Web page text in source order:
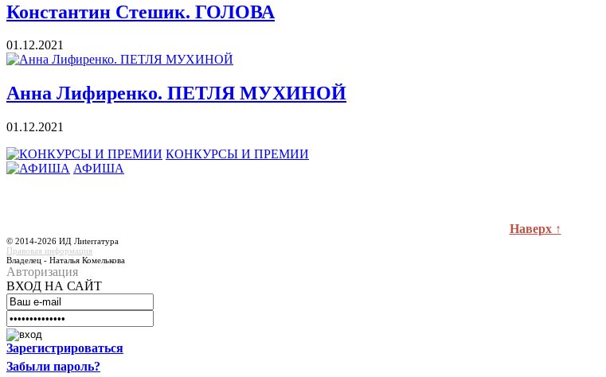
Константин Стешик. ГОЛОВА
01.12.2021
Анна Лифиренко. ПЕТЛЯ МУХИНОЙ
01.12.2021
КОНКУРСЫ И ПРЕМИИ
АФИША
Наверх ↑
© 2014-2026 ИД Лиterraтура
Правовая информация
Владелец - Наталья Комелькова
Авторизация
ВХОД НА САЙТ
Зарегистрироваться
Забыли пароль?